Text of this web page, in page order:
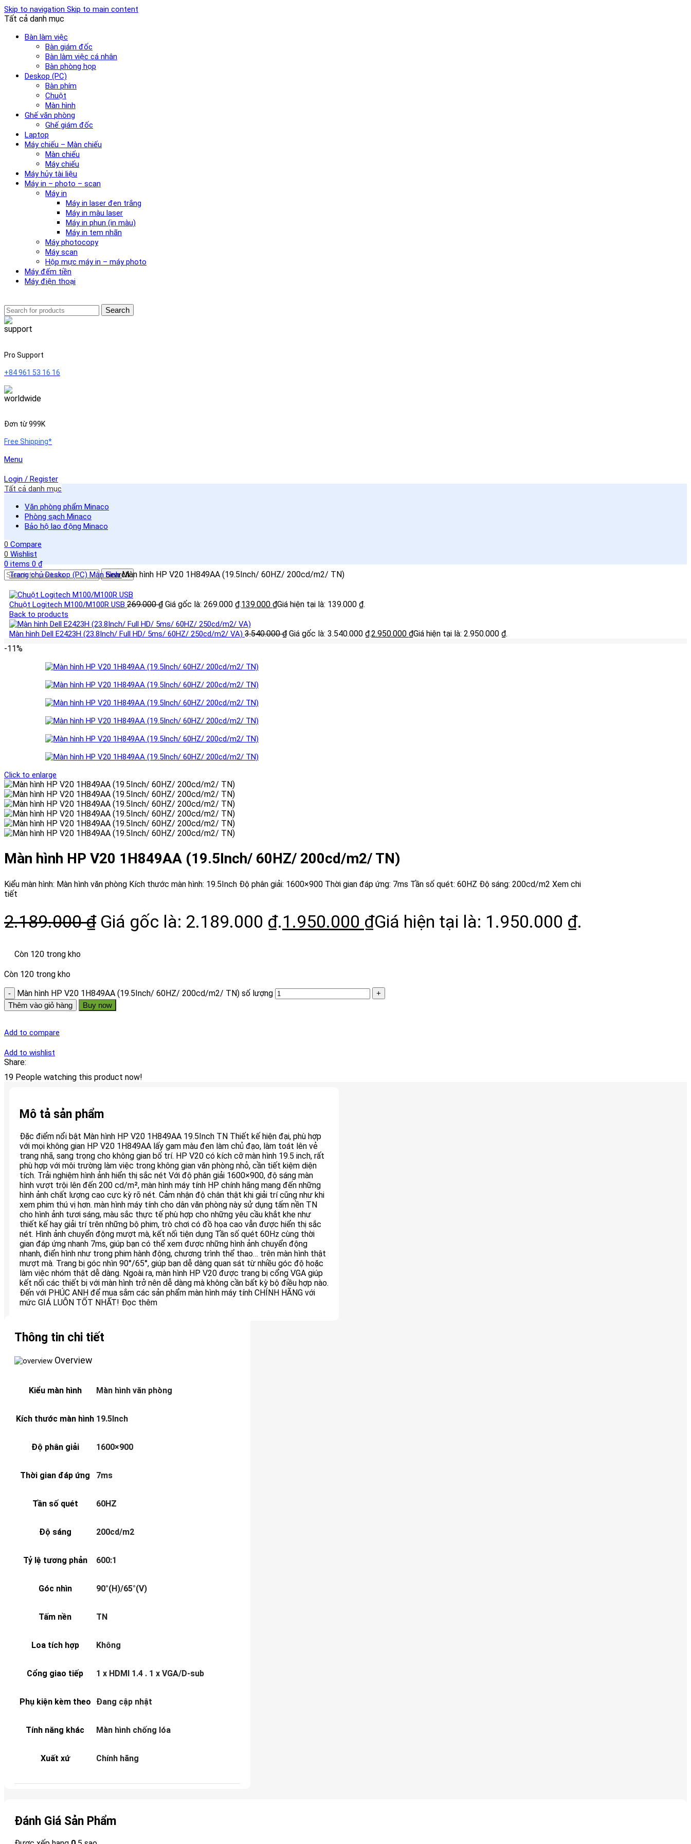
Skip to navigation Skip to main content
Tất cả danh mục
Bàn làm việc
Bàn giám đốc
Bàn làm việc cá nhân
Bàn phòng họp
Deskop (PC)
Bàn phím
Chuột
Màn hình
Ghế văn phòng
Ghế giám đốc
Laptop
Máy chiếu – Màn chiếu
Màn chiếu
Máy chiếu
Máy hủy tài liệu
Máy in – photo – scan
Máy in
Máy in laser đen trắng
Máy in màu laser
Máy in phun (in màu)
Máy in tem nhãn
Máy photocopy
Máy scan
Hộp mực máy in – máy photo
Máy đếm tiền
Máy điện thoại
Search
Pro Support
+84 961 53 16 16
Đơn từ 999K
Free Shipping*
Menu
Login / Register
Tất cả danh mục
Văn phòng phẩm Minaco
Phòng sạch Minaco
Bảo hộ lao động Minaco
0 Compare
0 Wishlist
0items 0₫
Search
Trang chủDeskop (PC) Màn hìnhMàn hình HP V20 1H849AA (19.5Inch/ 60HZ/ 200cd/m2/ TN)
Chuột Logitech M100/M100R USB 269.000₫ Giá gốc là: 269.000 ₫.139.000 ₫Giá hiện tại là: 139.000 ₫.
Back to products
Màn hình Dell E2423H (23.8Inch/ Full HD/ 5ms/ 60HZ/ 250cd/m2/ VA) 3.540.000₫ Giá gốc là: 3.540.000 ₫.2.950.000 ₫Giá hiện tại là: 2.950.000 ₫.
-11%
Click to enlarge
Màn hình HP V20 1H849AA (19.5Inch/ 60HZ/ 200cd/m2/ TN)
Kiểu màn hình: Màn hình văn phòng Kích thước màn hình: 19.5Inch Độ phân giải: 1600×900 Thời gian đáp ứng: 7ms Tần số quét: 60HZ Độ sáng: 200cd/m2 Xem chi
tiết
2.189.000₫ Giá gốc là: 2.189.000 ₫.1.950.000 ₫Giá hiện tại là: 1.950.000 ₫.
Còn 120 trong kho
Còn 120 trong kho
Màn hình HP V20 1H849AA (19.5Inch/ 60HZ/ 200cd/m2/ TN) số lượng
Thêm vào giỏ hàng Buy now
Add to compare
Add to wishlist
Share:
19 People watching this product now!
Mô tả sản phẩm
Đặc điểm nổi bật Màn hình HP V20 1H849AA 19.5Inch TN Thiết kế hiện đại, phù hợp
với mọi không gian HP V20 1H849AA lấy gam màu đen làm chủ đạo, làm toát lên vẻ
trang nhã, sang trọng cho không gian bố trí. HP V20 có kích cỡ màn hình 19.5 inch, rất
phù hợp với môi trường làm việc trong không gian văn phòng nhỏ, cần tiết kiệm diện
tích. Trải nghiệm hình ảnh hiển thị sắc nét Với độ phân giải 1600×900, độ sáng màn
hình vượt trội lên đến 200 cd/m², màn hình máy tính HP chính hãng mang đến những
hình ảnh chất lượng cao cực kỳ rõ nét. Cảm nhận độ chân thật khi giải trí cũng như khi
xem phim thú vị hơn. màn hình máy tính cho dân văn phòng này sử dụng tấm nền TN
cho hình ảnh tươi sáng, màu sắc thực tế phù hợp cho những yêu cầu khắt khe như
thiết kế hay giải trí trên những bộ phim, trò chơi có đồ họa cao vẫn được hiển thị sắc
nét. Hình ảnh chuyển động mượt mà, kết nối tiện dụng Tần số quét 60Hz cùng thời
gian đáp ứng nhanh 7ms, giúp bạn có thể xem được những hình ảnh chuyển động
nhanh, điển hình như trong phim hành động, chương trình thể thao… trên màn hình thật
mượt mà. Trang bị góc nhìn 90°/65°, giúp bạn dễ dàng quan sát từ nhiều góc độ hoặc
làm việc nhóm thật dễ dàng. Ngoài ra, màn hình HP V20 được trang bị cổng VGA giúp
kết nối các thiết bị với màn hình trở nên dễ dàng mà không cần bất kỳ bộ điều hợp nào.
Đến với PHÚC ANH để mua sắm các sản phẩm màn hình máy tính CHÍNH HÃNG với
mức GIÁ LUÔN TỐT NHẤT! Đọc thêm
Thông tin chi tiết
Overview
Kiểu màn hình Màn hình văn phòng
Kích thước màn hình 19.5Inch
Độ phân giải 1600×900
Thời gian đáp ứng 7ms
Tần số quét 60HZ
Độ sáng 200cd/m2
Tỷ lệ tương phản 600:1
Góc nhìn 90°(H)/65°(V)
Tấm nền TN
Loa tích hợp Không
Cổng giao tiếp 1 x HDMI 1.4 . 1 x VGA/D-sub
Phụ kiện kèm theo Đang cập nhật
Tính năng khác Màn hình chống lóa
Xuất xứ Chính hãng
Đánh Giá Sản Phẩm